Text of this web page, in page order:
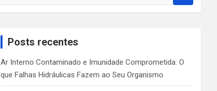
a
Posts recentes
Ar Interno Contaminado e Imunidade Comprometida: O
que Falhas Hidráulicas Fazem ao Seu Organismo